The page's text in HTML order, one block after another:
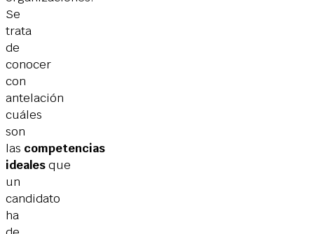
Se
trata
de
conocer
con
antelación
cuáles
son
las competencias
idealesque
un
candidato
ha